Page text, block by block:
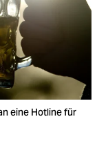
eine Hotline für